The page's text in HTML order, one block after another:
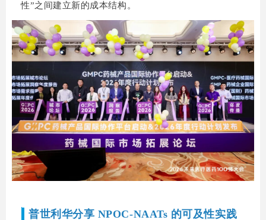
性”之间建立新的成本结构。
普世利华分享 NPOC-NAATs 的可及性实践